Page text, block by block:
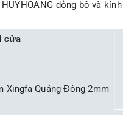
đồng bộ và
cửa
Xingfa Quảng Đông 2mm